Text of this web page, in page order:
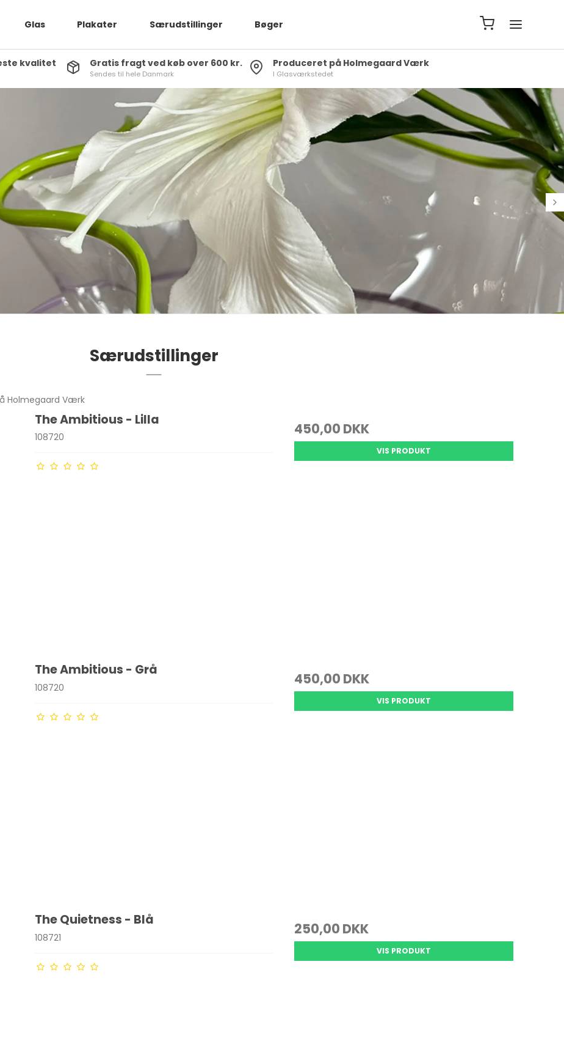
Glas Plakater Særudstillinger Bøger
kvalitet Gratis fragt ved køb over 600 kr.
Sendes til hele Danmark
Produceret på Holmegaard Værk
I Glasværkstedet
Særudstillinger
Holmegaard Værk
The Ambitious - Lilla
108720 450,00 DKK
VIS PRODUKT
The Ambitious - Grå
108720 450,00 DKK
VIS PRODUKT
The Quietness - Blå
108721 250,00 DKK
VIS PRODUKT